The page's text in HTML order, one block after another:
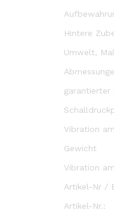
Hintere
Umwelt,
garantierter
Vibration
Gewicht
Vibration
Artikel-Nr /
Artikel-Nr.: